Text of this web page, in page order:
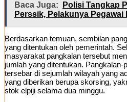
Baca Juga:
Polisi Tangkap
Perssik, Pelakunya
Berdasarkan temuan, sembilan
yang ditentukan oleh pemerintah.
masyarakat pangkalan tersebut
jumlah yang ditentukan. Pangkalan-
tersebar di sejumlah wilayah yang
yang diberikan berupa skorsing,
stok elpiji selama dua minggu.